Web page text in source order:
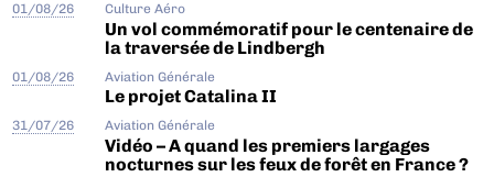
01/08/26 Culture Aéro
Un vol commémoratif pour le centenaire de
la traversée de Lindbergh
01/08/26 Aviation Générale
Le projet Catalina II
31/07/26 Aviation Générale
Vidéo – A quand les premiers largages
nocturnes sur les feux de forêt en France ?